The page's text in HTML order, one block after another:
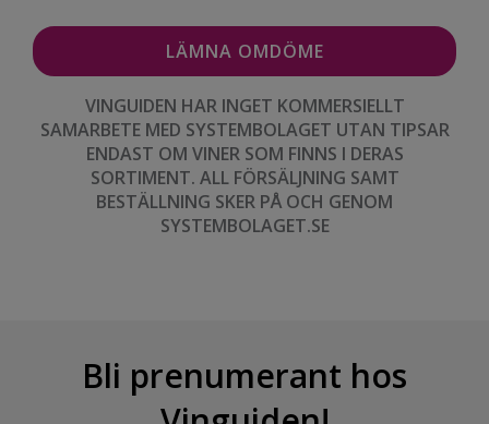
VINGUIDEN HAR INGET KOMMERSIELLT
SAMARBETE MED SYSTEMBOLAGET UTAN TIPSAR
ENDAST OM VINER SOM FINNS I DERAS
SORTIMENT. ALL FÖRSÄLJNING SAMT
BESTÄLLNING SKER PÅ OCH GENOM
SYSTEMBOLAGET.SE
Bli prenumerant hos